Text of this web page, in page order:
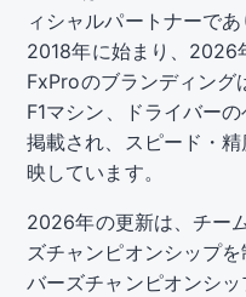
ィシャルパートナーで
2018年に始まり、2026
FxProのブランディン
F1マシン、ドライバー
掲載され、スピード・
映しています。
2026年の更新は、チー
ズチャンピオンシップ
バーズチャンピオンシ